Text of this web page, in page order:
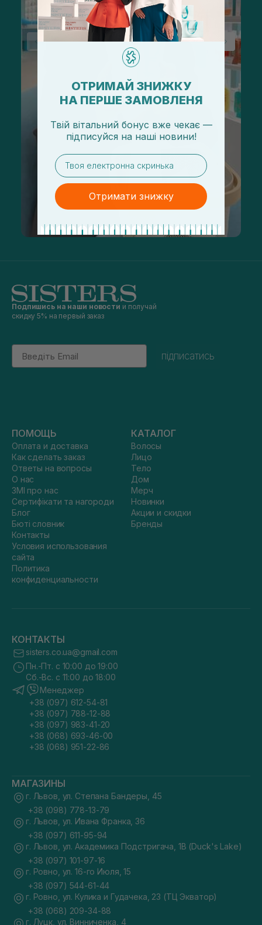
Подпишись на наши новости и получай
скидку 5% на первый заказ
Email
підписатись
ПОМОЩЬ
Оплата и доставка
Как сделать заказ
Ответы на вопросы
О нас
ЗМІ про нас
Сертифікати та нагороди
Блог
Бюті словник
Контакты
Условия использования
сайта
Политика
конфиденциальности
КАТАЛОГ
Волосы
Лицо
Тело
Дом
Мерч
Новинки
Акции и скидки
Бренды
КОНТАКТЫ
sisters.co.ua@gmail.com
Пн.-Пт. с 10:00 до 19:00
Сб.-Вс. с 11:00 до 18:00
Менеджер
+38 (097) 612-54-81
+38 (097) 788-12-88
+38 (097) 983-41-20
+38 (068) 693-46-00
+38 (068) 951-22-86
МАГАЗИНЫ
г. Львов, ул. Степана Бандеры, 45
+38 (098) 778-13-79
г. Львов, ул. Ивана Франка, 36
+38 (097) 611-95-94
г. Львов, ул. Академика Подстригача, 1В (Duck's Lake)
+38 (097) 101-97-16
г. Ровно, ул. 16-го Июля, 15
+38 (097) 544-61-44
г. Ровно, ул. Кулика и Гудачека, 23 (ТЦ Экватор)
+38 (068) 209-34-88
г. Луцк, ул. Винниченка, 4
ОТРИМАЙ ЗНИЖКУ
НА ПЕРШЕ ЗАМОВЛЕНЯ
Твій вітальний бонус вже чекає —
підписуйся на наші новини!
email
Отримати знижку